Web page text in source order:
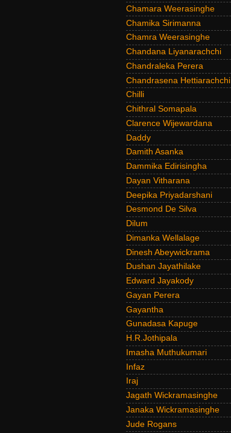
Chamara Weerasinghe
Chamika Sirimanna
Chamra Weerasinghe
Chandana Liyanarachchi
Chandraleka Perera
Chandrasena Hettiarachchi
Chilli
Chithral Somapala
Clarence Wijewardana
Daddy
Damith Asanka
Dammika Edirisingha
Dayan Vitharana
Deepika Priyadarshani
Desmond De Silva
Dilum
Dimanka Wellalage
Dinesh Abeywickrama
Dushan Jayathilake
Edward Jayakody
Gayan Perera
Gayantha
Gunadasa Kapuge
H.R.Jothipala
Imasha Muthukumari
Infaz
Iraj
Jagath Wickramasinghe
Janaka Wickramasinghe
Jude Rogans